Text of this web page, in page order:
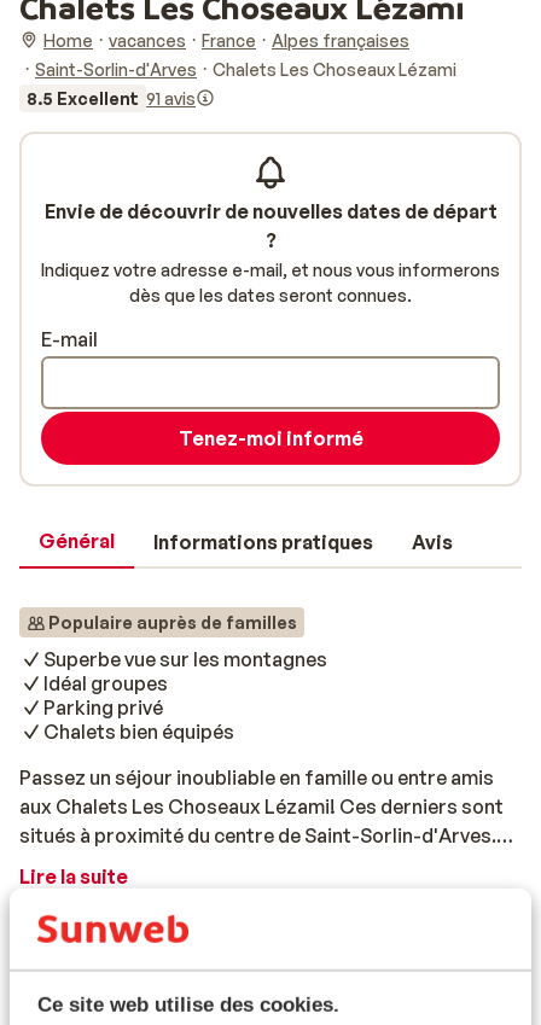
Ce site web utilise des cookies.
Home vacances France
Alpes françaises
Saint-Sorlin-d'Arves
Chalets Les Choseaux Lézami
8.5 Excellent 91 avis
Général Informations pratiques Avis
Populaire auprès de familles
Superbe vue sur les montagnes
Idéal groupes
Parking privé
Chalets bien équipés
Passez un séjour inoubliable en famille ou entre amis
aux Chalets Les Choseaux Lézami! Ces derniers sont
situés à proximité du centre de Saint-Sorlin-d'Arves.
Depuis les chalets, vous bénéficierez d'une vue
comprennent également un balcon, depuis lequel vous
dîner dans les restaurants du village: ne manquez pas
Lire la suite
Informations de voyage
Ce que les clients pensent
Ce sont des avis clients 100 % authentiques qui
Envie de découvrir de nouvelles dates de départ
?
Indiquez votre adresse e-mail, et nous vous informerons
dès que les dates seront connues.
E-mail
Tenez-moi informé